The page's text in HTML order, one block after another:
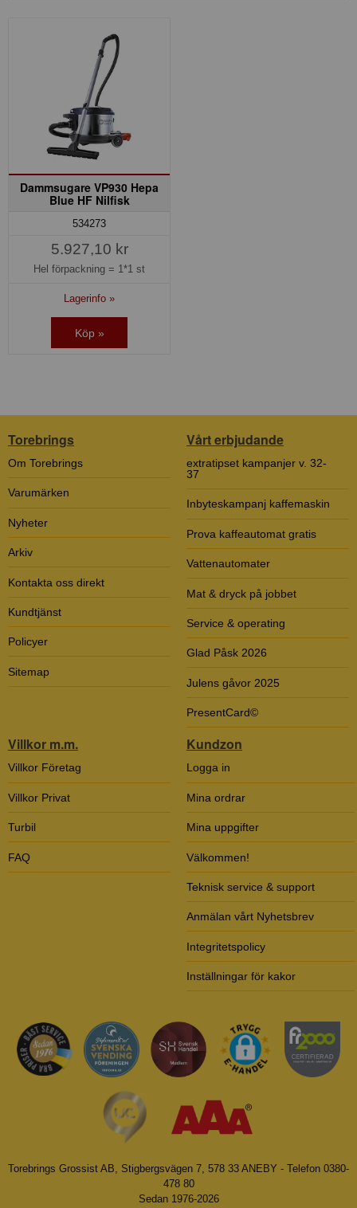
Dammsugare VP930 Hepa
Blue HF Nilfisk
534273
5.927,10 kr
Hel förpackning = 1*1 st
Lagerinfo »
Köp »
Torebrings
Om Torebrings
Varumärken
Nyheter
Arkiv
Kontakta oss direkt
Kundtjänst
Policyer
Sitemap
Vårt erbjudande
extratipset kampanjer v. 32-
37
Inbyteskampanj kaffemaskin
Prova kaffeautomat gratis
Vattenautomater
Mat & dryck på jobbet
Service & operating
Glad Påsk 2026
Julens gåvor 2025
PresentCard©
Villkor m.m.
Villkor Företag
Villkor Privat
Turbil
FAQ
Kundzon
Logga in
Mina ordrar
Mina uppgifter
Välkommen!
Teknisk service & support
Anmälan vårt Nyhetsbrev
Integritetspolicy
Inställningar för kakor
Torebrings Grossist AB, Stigbergsvägen 7, 578 33 ANEBY - Telefon 0380-
478 80
Sedan 1976-2026